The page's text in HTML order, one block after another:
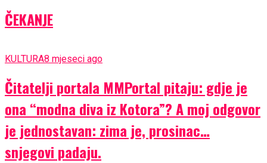
ČEKANJE
KULTURA8 mjeseci ago
Čitatelji portala MMPortal pitaju: gdje je
ona “modna diva iz Kotora”? A moj odgovor
je jednostavan: zima je, prosinac…
snjegovi padaju.